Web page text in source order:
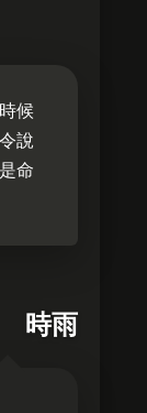
候
說
命
時雨